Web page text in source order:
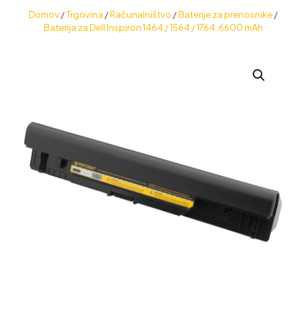
Domov /Trgovina /Računalništvo /Baterije za prenosnike /
Baterija za Dell Inspiron 1464 / 1564 / 1764, 6600 mAh